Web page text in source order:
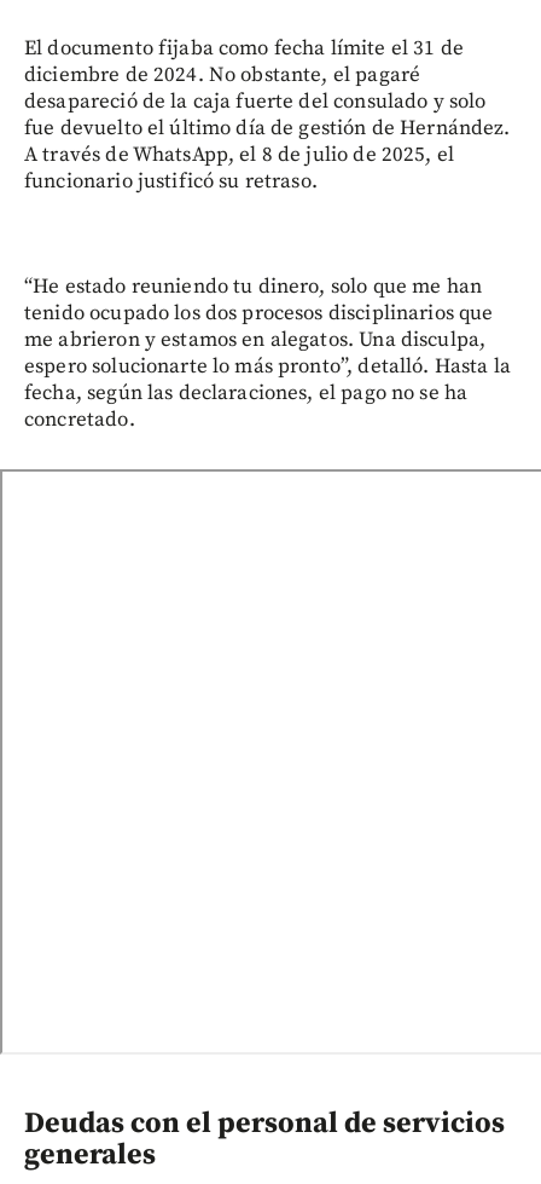
El documento fijaba como fecha límite el 31 de
diciembre de 2024. No obstante, el pagaré
desapareció de la caja fuerte del consulado y solo
fue devuelto el último día de gestión de Hernández.
A través de WhatsApp, el 8 de julio de 2025, el
funcionario justificó su retraso.
“He estado reuniendo tu dinero, solo que me han
tenido ocupado los dos procesos disciplinarios que
me abrieron y estamos en alegatos. Una disculpa,
espero solucionarte lo más pronto”, detalló. Hasta la
fecha, según las declaraciones, el pago no se ha
concretado.
Deudas con el personal de servicios
generales